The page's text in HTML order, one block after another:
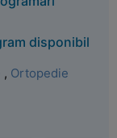
disponibil
, Ortopedie